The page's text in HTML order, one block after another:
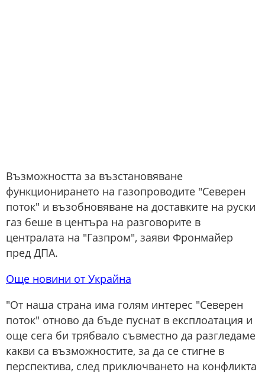
Възможността за възстановяване
функционирането на газопроводите "Северен
поток" и възобновяване на доставките на руски
газ беше в центъра на разговорите в
централата на "Газпром", заяви Фронмайер
пред ДПА.
Още новини от Украйна
"От наша страна има голям интерес "Северен
поток" отново да бъде пуснат в експлоатация и
още сега би трябвало съвместно да разгледаме
какви са възможностите, за да се стигне в
перспектива, след приключването на конфликта